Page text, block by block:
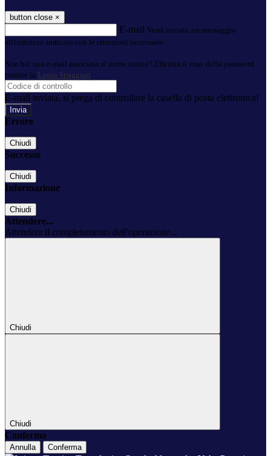
button close ×
E-mail Verrà inviato un messaggio
all'indirizzo indicato con le istruzioni necessarie.
Non hai una e-mail associata al nome utente? Effettua il reset della password
tramite la Login Spaggiari
E-mail inviata, si prega di controllare la casella di posta elettronica!
Errore
Chiudi
Successo
Chiudi
Informazione
Chiudi
Attendere...
Attendere il completamento dell'operazione...
Chiudi
Chiudi
Conferma
Annulla Conferma